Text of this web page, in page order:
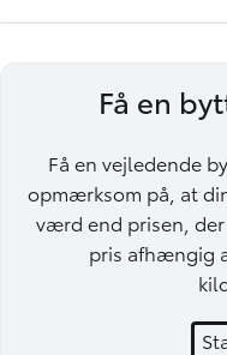
Få en
Få en vejledende
opmærksom på, at
værd end prisen,
pris afhængig